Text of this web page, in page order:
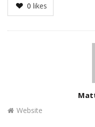
0 likes
Website